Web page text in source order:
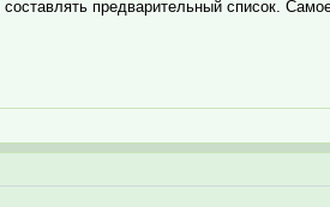
предварительный список.